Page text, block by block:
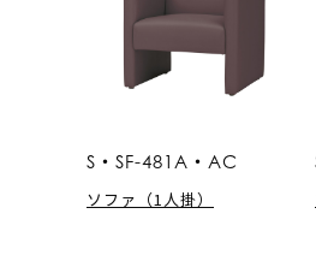
S・SF-481A・AC
ソファ（1人掛）